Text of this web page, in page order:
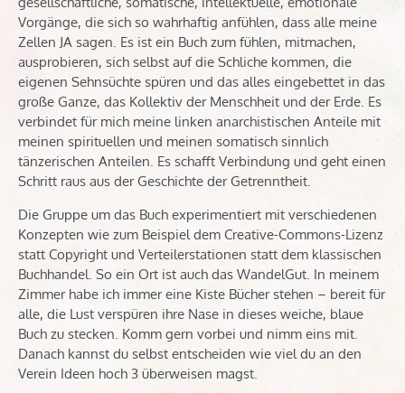
Vorgänge, die sich so wahrhaftig anfühlen, dass alle meine
Zellen JA sagen. Es ist ein Buch zum fühlen, mitmachen,
ausprobieren, sich selbst auf die Schliche kommen, die
eigenen Sehnsüchte spüren und das alles eingebettet in das
große Ganze, das Kollektiv der Menschheit und der Erde. Es
verbindet für mich meine linken anarchistischen Anteile mit
meinen spirituellen und meinen somatisch sinnlich
tänzerischen Anteilen. Es schafft Verbindung und geht einen
Schritt raus aus der Geschichte der Getrenntheit.
Die Gruppe um das Buch experimentiert mit verschiedenen
Konzepten wie zum Beispiel dem Creative-Commons-Lizenz
statt Copyright und Verteilerstationen statt dem klassischen
Buchhandel. So ein Ort ist auch das WandelGut. In meinem
Zimmer habe ich immer eine Kiste Bücher stehen – bereit für
alle, die Lust verspüren ihre Nase in dieses weiche, blaue
Buch zu stecken. Komm gern vorbei und nimm eins mit.
Danach kannst du selbst entscheiden wie viel du an den
Verein Ideen hoch 3 überweisen magst.